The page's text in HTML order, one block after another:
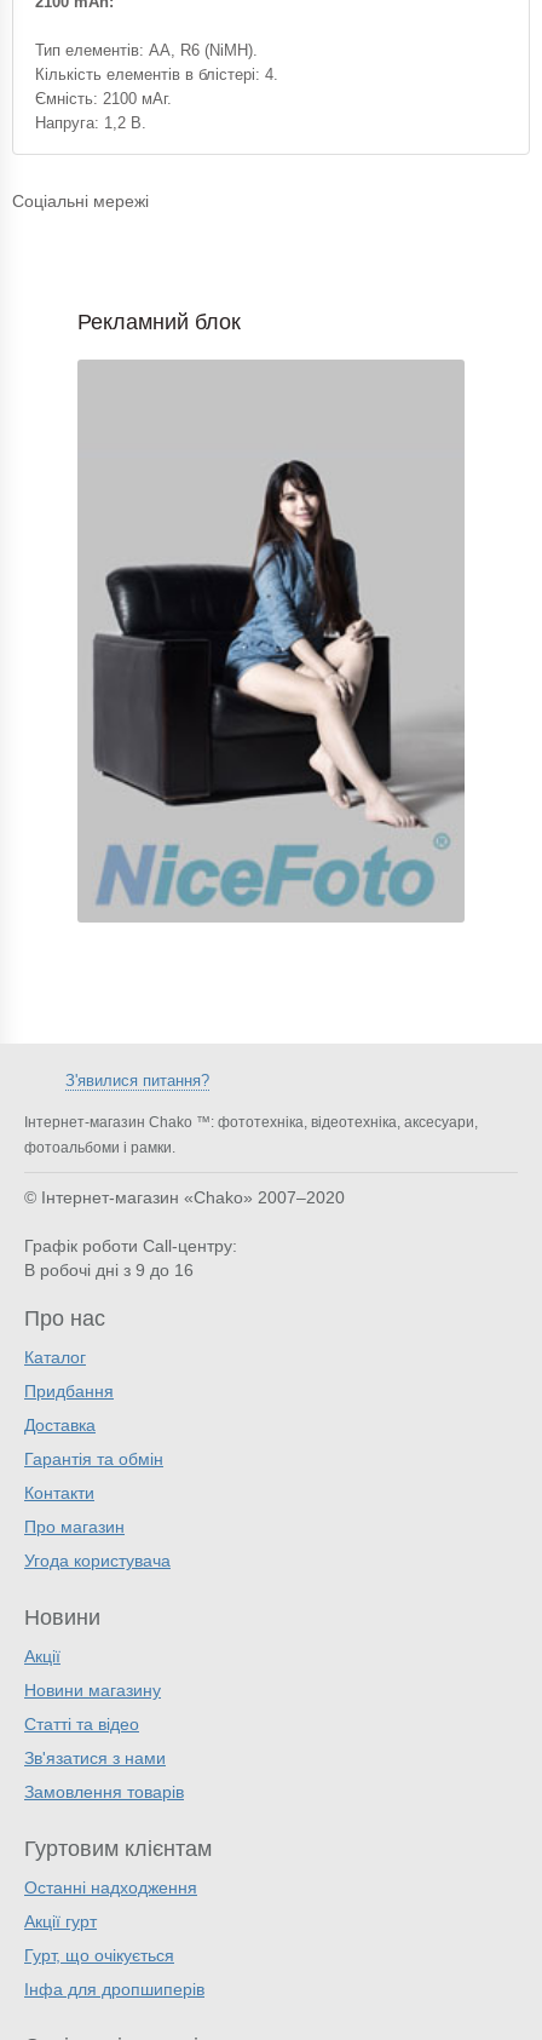
Тип елементів: AA, R6 (NiMH).
Кількість елементів в блістері: 4.
Ємність: 2100 мАг.
Напруга: 1,2 В.
Соціальні мережі
Рекламний блок
З'явилися питання?
Інтернет-магазин Chako ™: фототехніка, відеотехніка, аксесуари,
фотоальбоми і рамки.
© Інтернет-магазин «Chako» 2007–2020
Графік роботи Call-центру:
В робочі дні з 9 до 16
Про нас
Каталог
Придбання
Доставка
Гарантія та обмін
Контакти
Про магазин
Угода користувача
Новини
Акції
Новини магазину
Статті та відео
Зв'язатися з нами
Замовлення товарів
Гуртовим клієнтам
Останні надходження
Акції гурт
Гурт, що очікується
Інфа для дропшиперів